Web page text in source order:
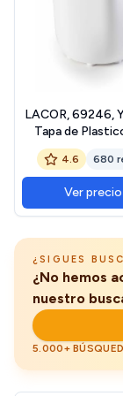
LACOR, 69246,
Tapa de
Aptos para
14 Horas
W,
Polipropileno,
Incluye Dos
4.6 680
Ver precio
¿SIGUES
¿No hemos
nuestro
5.000+